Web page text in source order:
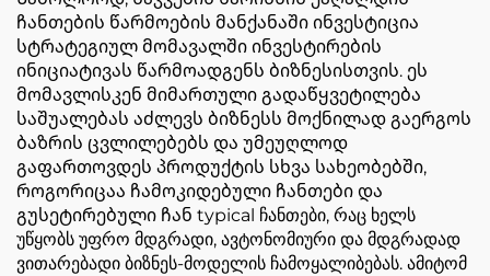
ჩანთების წარმოების მანქანაში ინვესტიცია
სტრატეგიულ მომავალში ინვესტირების
ინიციატივას წარმოადგენს ბიზნესისთვის. ეს
მომავლისკენ მიმართული გადაწყვეტილება
საშუალებას აძლევს ბიზნესს მოქნილად გაერგოს
ბაზრის ცვლილებებს და უმეუღლოდ
გაფართოვდეს პროდუქტის სხვა სახეობებში,
როგორიცაა ჩამოკიდებული ჩანთები და
გუსეტირებული ჩან typical ჩანთები, რაც ხელს
უწყობს უფრო მდგრადი, ავტონომიური და მდგრადად
ვითარებადი ბიზნეს-მოდელის ჩამოყალიბებას. ამიტომ